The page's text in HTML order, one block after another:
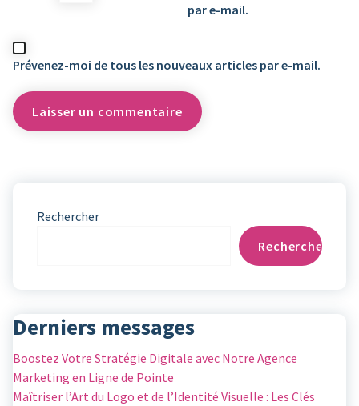
par e-mail.
Prévenez-moi de tous les nouveaux articles par e-mail.
Rechercher
Rechercher
Derniers messages
Boostez Votre Stratégie Digitale avec Notre Agence
Marketing en Ligne de Pointe
Maîtriser l’Art du Logo et de l’Identité Visuelle : Les Clés